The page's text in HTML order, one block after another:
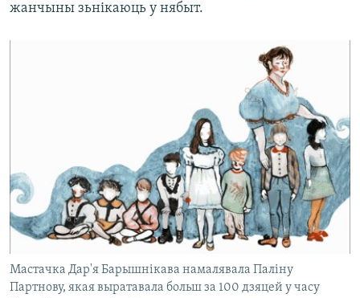
жанчыны зьнікаюць у нябыт.
Мастачка Дар'я Барышнікава намалявала Паліну
Партнову, якая выратавала больш за 100 дзяцей у часу